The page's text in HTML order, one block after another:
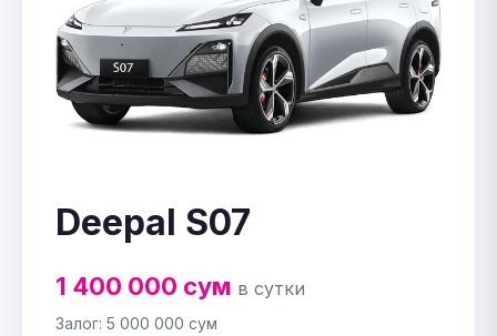
Deepal S07
1 400 000 сум в сутки
Залог: 5 000 000 сум